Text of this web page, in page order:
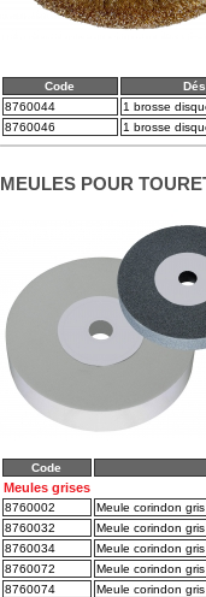
Code
8760044
1 brosse
8760046
1 brosse
MEULES POUR
Code
Meules grises
8760002
Meule corindon gris
8760032
Meule corindon
8760034
Meule corindon
8760072
Meule corindon gris
8760074
Meule corindon gris